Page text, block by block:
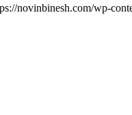
novinbinesh.com/wp-